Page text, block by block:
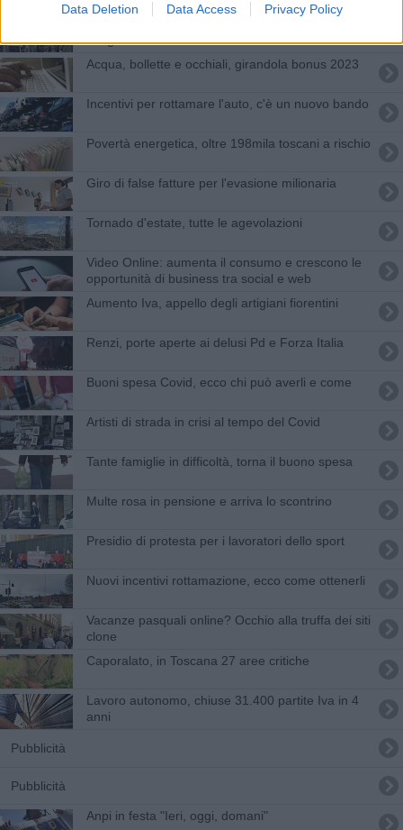
Data Deletion Data Access Privacy Policy
sbagliato
Acqua, bollette e occhiali, girandola bonus 2023
Incentivi per rottamare l'auto, c'è un nuovo bando
Povertà energetica, oltre 198mila toscani a rischio
Giro di false fatture per l'evasione milionaria
Tornado d'estate, tutte le agevolazioni
Video Online: aumenta il consumo e crescono le
opportunità di business tra social e web
Aumento Iva, appello degli artigiani fiorentini
Renzi, porte aperte ai delusi Pd e Forza Italia
​Buoni spesa Covid, ecco chi può averli e come
Artisti di strada in crisi al tempo del Covid
Tante famiglie in difficoltà, torna il buono spesa
Multe rosa in pensione e arriva lo scontrino
Presidio di protesta per i lavoratori dello sport
Nuovi incentivi rottamazione, ecco come ottenerli
Vacanze pasquali online? Occhio alla truffa dei siti
clone
Caporalato, in Toscana 27 aree critiche
Lavoro autonomo, chiuse 31.400 partite Iva in 4
anni
Pubblicità
Pubblicità
Anpi in festa "Ieri, oggi, domani"